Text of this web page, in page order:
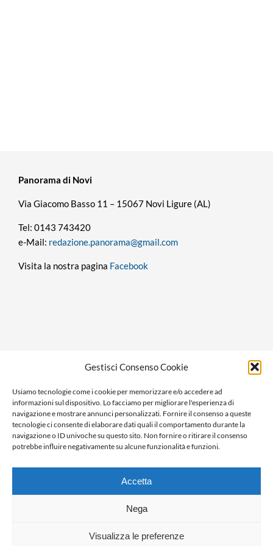
Gestisci Consenso Cookie
Usiamo tecnologie come i cookie per memorizzare e/o accedere ad
informazioni sul dispositivo. Lo facciamo per migliorare l'esperienza di
navigazione e mostrare annunci personalizzati. Fornire il consenso a queste
tecnologie ci consente di elaborare dati quali il comportamento durante la
navigazione o ID univoche su questo sito. Non fornire o ritirare il consenso
potrebbe influire negativamente su alcune funzionalità e funzioni.
Accetta
Nega
Visualizza le preferenze
Panorama di Novi
Via Giacomo Basso 11 – 15067 Novi Ligure (AL)
Tel: 0143 743420
e-Mail: redazione.panorama@gmail.com
Visita la nostra pagina Facebook
Ragione sociale: Panorama S.r.l.
C.F. / P.IVA: 01058470061
N. REA: AL-138981
Capitale Versato € 10.000,00